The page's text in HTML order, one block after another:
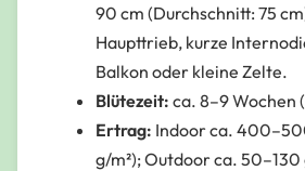
90 cm (Durchschnitt: 75
Haupttrieb, kurze
Balkon oder kleine Zelte.
Blütezeit: ca. 8–9 Wochen
Ertrag: Indoor ca.
g/m²); Outdoor ca.